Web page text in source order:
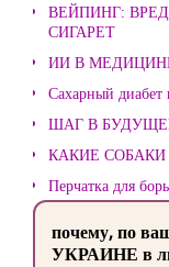
ВЕЙПИНГ:
СИГАРЕТ
ИИ В
Сахарный диабет
ШАГ В
КАКИЕ
Перчатка для
почему, по
УКРАИНЕ в